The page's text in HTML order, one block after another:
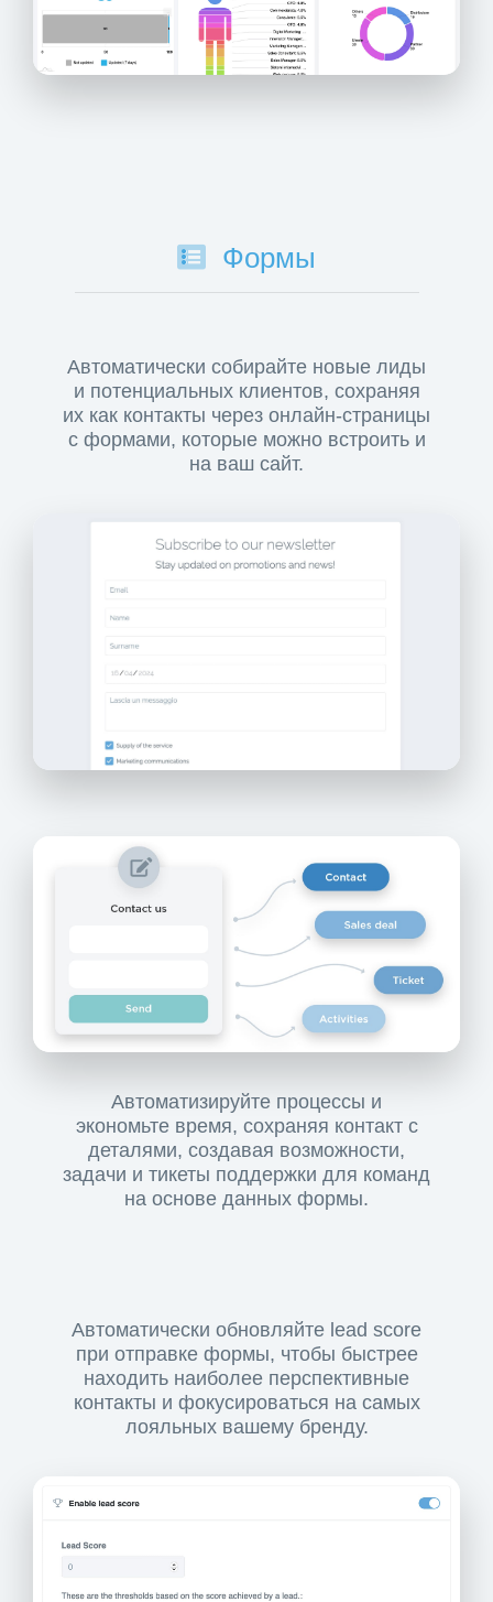
Формы
Автоматически собирайте новые лиды
и потенциальных клиентов, сохраняя
их как контакты через онлайн-страницы
с формами, которые можно встроить и
на ваш сайт.
Автоматизируйте процессы и
экономьте время, сохраняя контакт с
деталями, создавая возможности,
задачи и тикеты поддержки для команд
на основе данных формы.
Автоматически обновляйте lead score
при отправке формы, чтобы быстрее
находить наиболее перспективные
контакты и фокусироваться на самых
лояльных вашему бренду.